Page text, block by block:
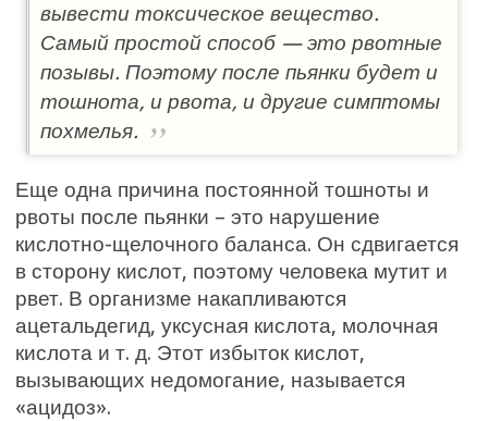
вывести токсическое вещество.
Самый простой способ — это рвотные
позывы. Поэтому после пьянки будет и
тошнота, и рвота, и другие симптомы
похмелья.
Еще одна причина постоянной тошноты и
рвоты после пьянки – это нарушение
кислотно-щелочного баланса. Он сдвигается
в сторону кислот, поэтому человека мутит и
рвет. В организме накапливаются
ацетальдегид, уксусная кислота, молочная
кислота и т. д. Этот избыток кислот,
вызывающих недомогание, называется
«ацидоз».